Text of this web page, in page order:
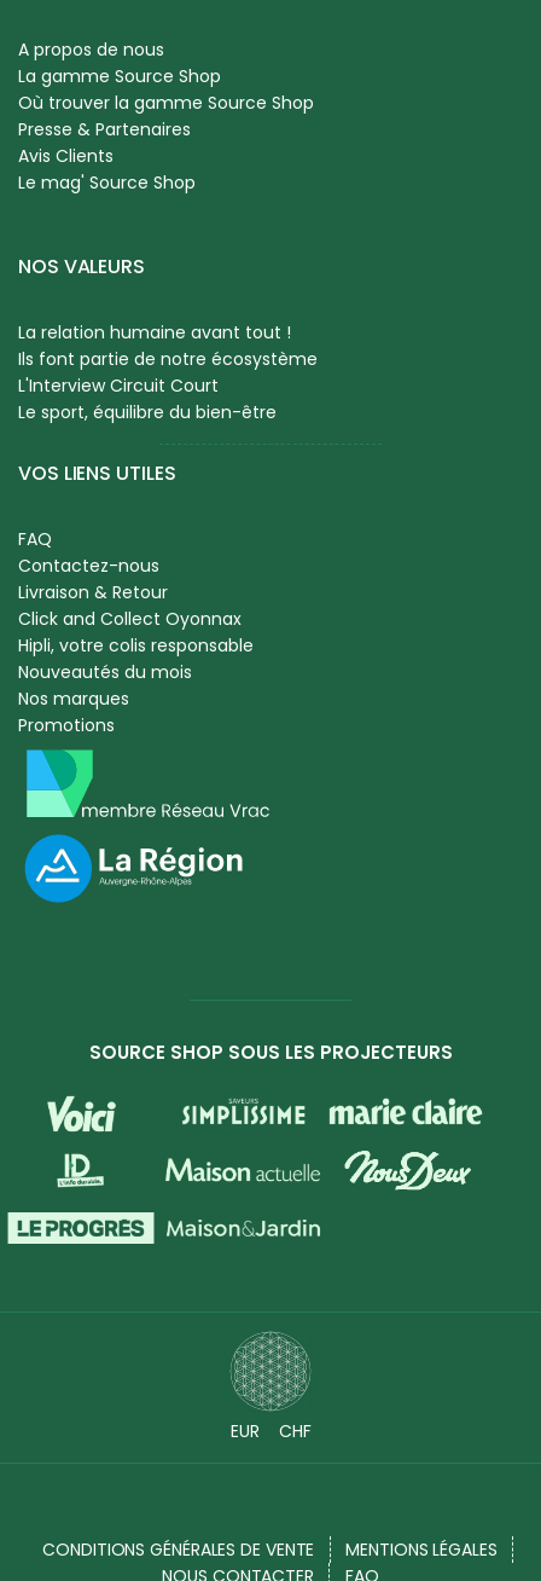
A propos de nous
La gamme Source Shop
Où trouver la gamme Source Shop
Presse & Partenaires
Avis Clients
Le mag' Source Shop
NOS VALEURS
La relation humaine avant tout !
Ils font partie de notre écosystème
L'Interview Circuit Court
Le sport, équilibre du bien-être
VOS LIENS UTILES
FAQ
Contactez-nous
Livraison & Retour
Click and Collect Oyonnax
Hipli, votre colis responsable
Nouveautés du mois
Nos marques
Promotions
SOURCE SHOP SOUS LES PROJECTEURS
EUR CHF
CONDITIONS GÉNÉRALES DE VENTE
MENTIONS LÉGALES
NOUS CONTACTER
FAQ